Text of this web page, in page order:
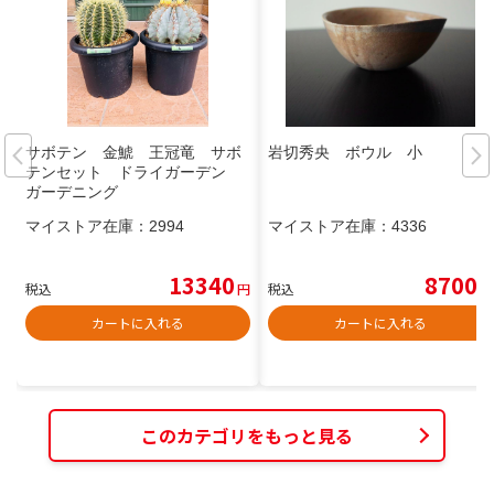
サボテン 金鯱 王冠竜 サボ
テンセット ドライガーデン
ガーデニング
マイストア在庫： 2994
税込 13340円
カートに入れる
岩切秀央 ボウル 小
マイストア在庫： 4336
税込 8700
カートに入れる
このカテゴリをもっと見る